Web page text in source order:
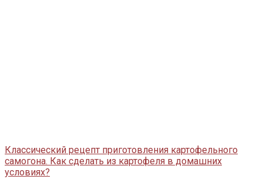
Классический рецепт приготовления картофельного
самогона. Как сделать из картофеля в домашних
условиях?